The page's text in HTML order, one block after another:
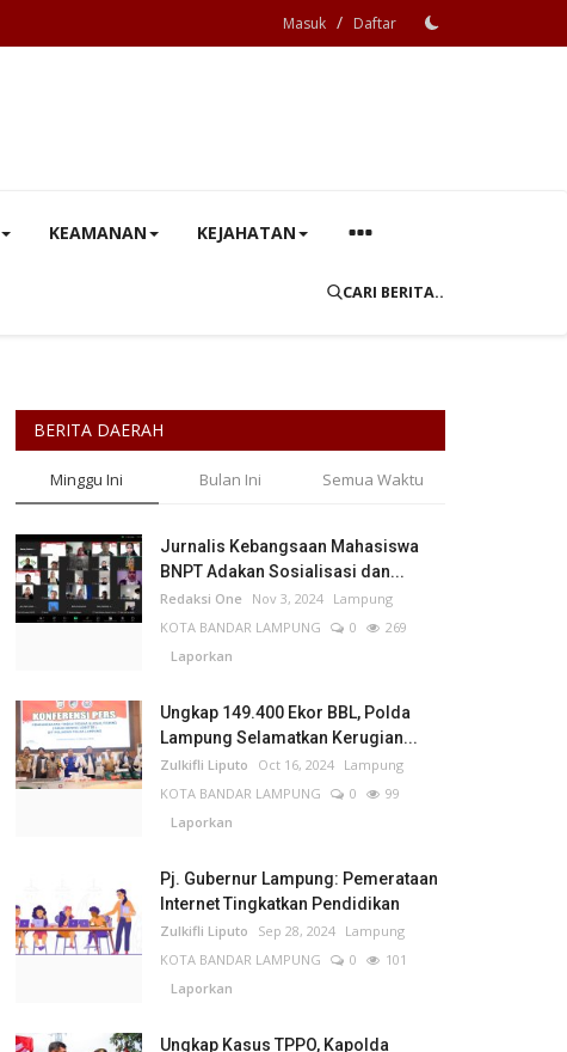
Masuk / Daftar
KEAMANAN KEJAHATAN
CARI BERITA..
BERITA DAERAH
Minggu Ini Bulan Ini Semua Waktu
Jurnalis Kebangsaan Mahasiswa
BNPT Adakan Sosialisasi dan...
Redaksi One Nov 3, 2024 Lampung
KOTA BANDAR LAMPUNG
0
269
Laporkan
Ungkap 149.400 Ekor BBL, Polda
Lampung Selamatkan Kerugian...
Zulkifli Liputo Oct 16, 2024 Lampung
KOTA BANDAR LAMPUNG
0
99
Laporkan
Pj. Gubernur Lampung: Pemerataan
Internet Tingkatkan Pendidikan
Zulkifli Liputo Sep 28, 2024 Lampung
KOTA BANDAR LAMPUNG
0
101
Laporkan
Ungkap Kasus TPPO, Kapolda